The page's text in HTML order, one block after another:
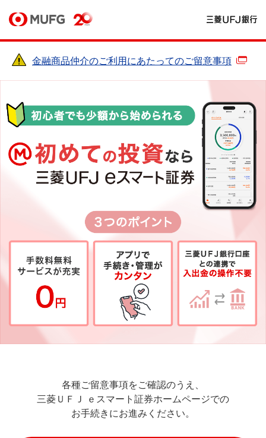
金融商品仲介のご利用にあたってのご留意事項
各種ご留意事項をご確認のうえ、
三菱ＵＦＪ ｅスマート証券ホームページでの
お手続きにお進みください。